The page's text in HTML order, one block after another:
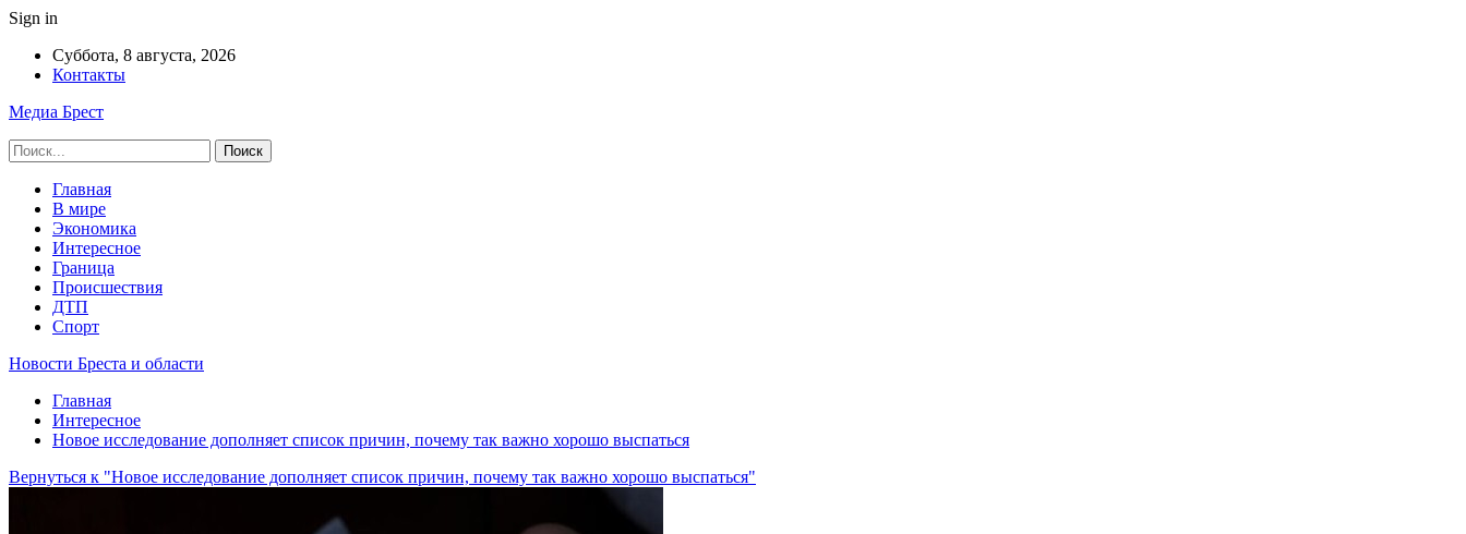
Sign in
Суббота, 8 августа, 2026
Контакты
Медиа Брест
Главная
В мире
Экономика
Интересное
Граница
Происшествия
ДТП
Спорт
Новости Бреста и области
Главная
Интересное
Новое исследование дополняет список причин, почему так важно хорошо выспаться
Вернуться к "Новое исследование дополняет список причин, почему так важно хорошо выспаться"